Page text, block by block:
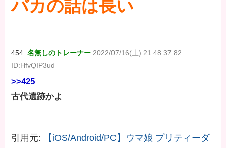
バカの話は長い
454:名無しのトレーナー 2022/07/16(土) 21:48:37.82
ID:HfvQIP3ud
>>425
古代遺跡かよ
引用元:
【iOS/Android/PC】ウマ娘 プリティーダ